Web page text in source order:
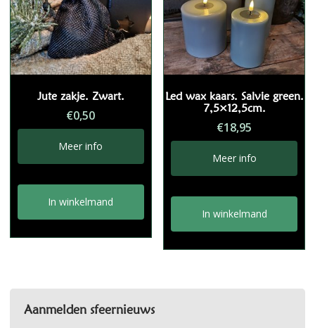
Jute zakje. Zwart.
€0,50
Meer info
In winkelmand
Led wax kaars. Salvie green.
7,5×12,5cm.
€18,95
Meer info
In winkelmand
Aanmelden sfeernieuws